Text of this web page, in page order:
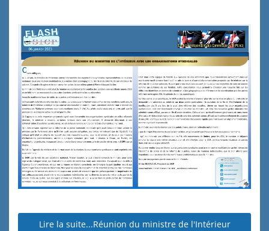
Lire la suite...Réunion du ministre de l'Intérieur